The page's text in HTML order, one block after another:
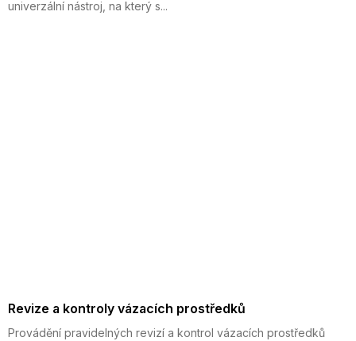
univerzální nástroj, na který s...
Revize a kontroly vázacích prostředků
Provádění pravidelných revizí a kontrol vázacích prostředků